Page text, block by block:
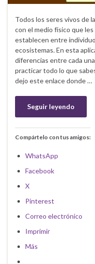
Todos los seres vivos de
con el medio físico que
establecen entre
ecosistemas. En esta
diferencias entre cada
practicar todo lo que
dejo este enlace donde …
Seguir leyendo
Compártelo con tus amigos:
WhatsApp
Facebook
X
Pinterest
Correo electrónico
Imprimir
Más